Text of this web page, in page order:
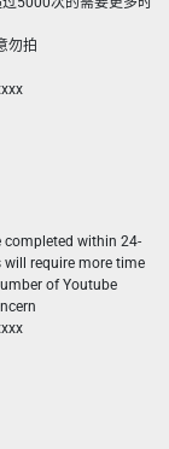
勿拍
completed within 24-
require more time
of Youtube